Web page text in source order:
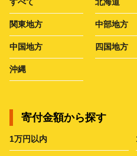
すべて 北海道
関東地方 中部地方
中国地方 四国地方
沖縄
寄付金額から探す
1万円以内